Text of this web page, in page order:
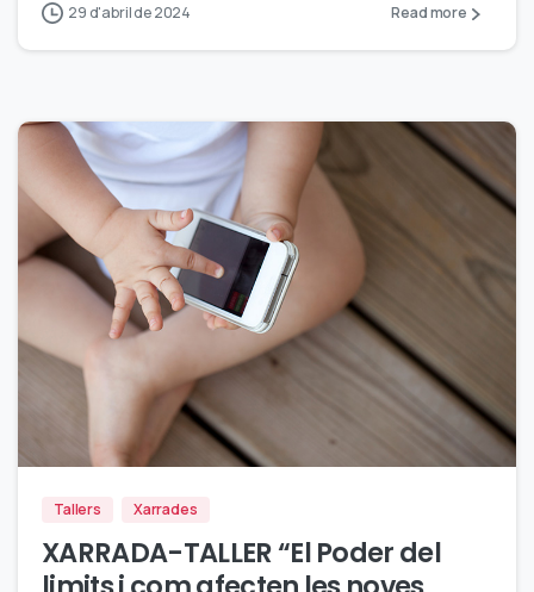
29 d'abril de 2024 Read more
2
Tallers Xarrades
XARRADA-TALLER “El Poder del